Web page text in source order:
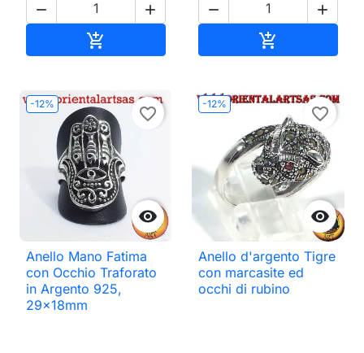
 

 

-12%

favorite_border
Anello Mano Fatima
con Occhio Traforato
in Argento 925,
29x18mm
-12%

favorite_border
Anello d'argento Tigre
con marcasite ed
occhi di rubino